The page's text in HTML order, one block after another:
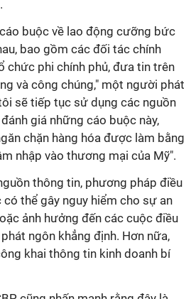
buộc về lao động cưỡng bức
bao gồm các đối tác chính
chức phi chính phủ, đưa tin trên
và công chúng," một người phát
sẽ tiếp tục sử dụng các nguồn
giá những cáo buộc này,
chặn hàng hóa được làm bằng
nhập vào thương mại của Mỹ".
thông tin, phương pháp điều
thể gây nguy hiểm cho sự an
ảnh hưởng đến các cuộc điều
ngôn khẳng định. Hơn nữa,
khai thông tin kinh doanh bí